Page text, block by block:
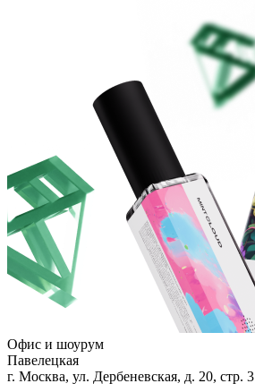
Офис и шоурум
Павелецкая
г. Москва, ул. Дербеневская, д. 20, стр. 3